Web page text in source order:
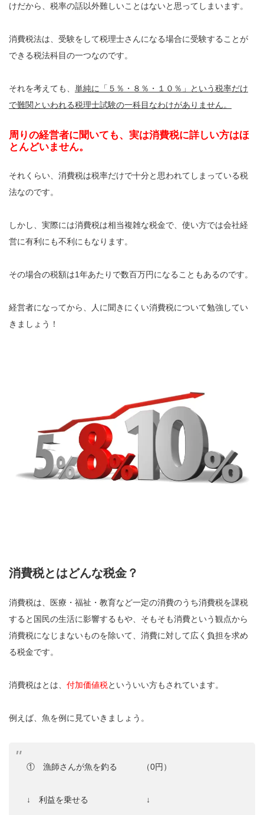
けだから、税率の話以外難しいことはないと思ってしまいます。
消費税法は、受験をして税理士さんになる場合に受験することが
できる税法科目の一つなのです。
それを考えても、 単純に「５％・８％・１０％」という税率だけ
で難関といわれる税理士試験の一科目なわけがありません。
周りの経営者に聞いても、実は消費税に詳しい方はほ
とんどいません。
それくらい、消費税は税率だけで十分と思われてしまっている税
法なのです。
しかし、実際には消費税は相当複雑な税金で、使い方では会社経
営に有利にも不利にもなります。
その場合の税額は1年あたりで数百万円になることもあるのです。
経営者になってから、人に聞きにくい消費税について勉強してい
きましょう！
消費税とはどんな税金？
消費税は、医療・福祉・教育など一定の消費のうち消費税を課税
すると国民の生活に影響するもや、そもそも消費という観点から
消費税になじまないものを除いて、消費に対して広く負担を求め
る税金です。
消費税はとは、 付加価値税といういい方もされています。
例えば、魚を例に見ていきましょう。
① 漁師さんが魚を釣る （0円）
↓ 利益を乗せる ↓